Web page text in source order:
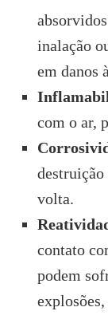
inalação
em danos
com o ar,
destruição
volta.
contato
podem